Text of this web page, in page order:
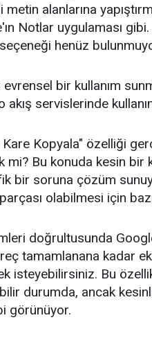
alanlarına
Notlar uygulaması
henüz
evrensel bir kullanım
akış servislerinde
Kopyala" özelliği
mi? Bu konuda kesin
bir soruna çözüm
parçası olabilmesi için
doğrultusunda
tamamlanana kadar
isteyebilirsiniz. Bu
durumda, ancak
görünüyor.